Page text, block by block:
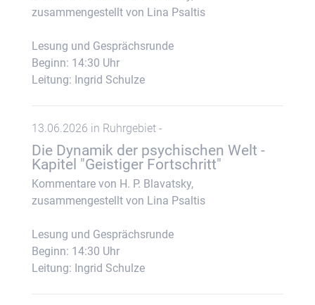
zusammengestellt von Lina Psaltis
Lesung und Gesprächsrunde
Beginn: 14:30 Uhr
Leitung: Ingrid Schulze
13.06.2026 in Ruhrgebiet -
Die Dynamik der psychischen Welt -
Kapitel "Geistiger Fortschritt"
Kommentare von H. P. Blavatsky,
zusammengestellt von Lina Psaltis
Lesung und Gesprächsrunde
Beginn: 14:30 Uhr
Leitung: Ingrid Schulze